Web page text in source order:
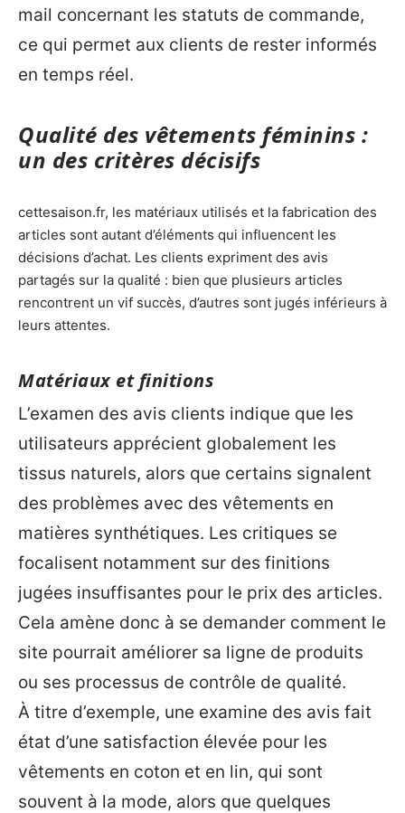
mail concernant les statuts de commande,
ce qui permet aux clients de rester informés
en temps réel.
Qualité des vêtements féminins :
un des critères décisifs
cettesaison.fr, les matériaux utilisés et la fabrication des
articles sont autant d’éléments qui influencent les
décisions d’achat. Les clients expriment des avis
partagés sur la qualité : bien que plusieurs articles
rencontrent un vif succès, d’autres sont jugés inférieurs à
leurs attentes.
Matériaux et finitions
L’examen des avis clients indique que les
utilisateurs apprécient globalement les
tissus naturels, alors que certains signalent
des problèmes avec des vêtements en
matières synthétiques. Les critiques se
focalisent notamment sur des finitions
jugées insuffisantes pour le prix des articles.
Cela amène donc à se demander comment le
site pourrait améliorer sa ligne de produits
ou ses processus de contrôle de qualité.
À titre d’exemple, une examine des avis fait
état d’une satisfaction élevée pour les
vêtements en coton et en lin, qui sont
souvent à la mode, alors que quelques